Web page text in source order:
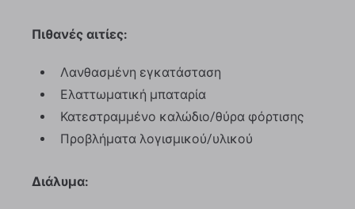
Πιθανές αιτίες:
Λανθασμένη εγκατάσταση
Ελαττωματική μπαταρία
Κατεστραμμένο καλώδιο/θύρα φόρτισης
Προβλήματα λογισμικού/υλικού
Διάλυμα: